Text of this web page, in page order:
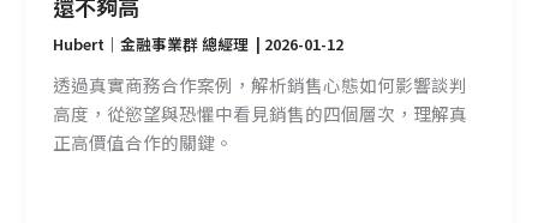
還不夠高
Hubert｜金融事業群 總經理 | 2026-01-12
透過真實商務合作案例，解析銷售心態如何影響談判
高度，從慾望與恐懼中看見銷售的四個層次，理解真
正高價值合作的關鍵。
己
站
得
還